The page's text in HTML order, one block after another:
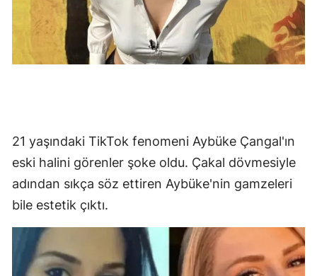
Hakkari
Hatay
Isparta
İzmir
Kars
Kayseri
Kırklareli
21 yaşındaki TikTok fenomeni Aybüke Çangal'ın
eski halini görenler şoke oldu. Çakal dövmesiyle
adından sıkça söz ettiren Aybüke'nin gamzeleri
bile estetik çıktı.